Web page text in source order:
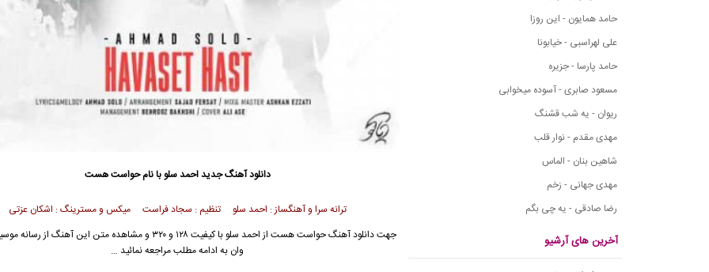
حامد همایون - این روزا
علی لهراسبی - خیابونا
حامد پارسا - جزیره
مسعود صابری - آسوده میخوابی
ریوان - یه شب قشنگ
مهدی مقدم - نوار قلب
شاهین بنان - الماس
مهدی جهانی - زخم
رضا صادقی - یه چی بگم
آخرین های آرشیو
دانلود آهنگ جدیداحمد سلو با نام حواست هست
ترانه سرا و آهنگساز : احمد سلو تنظیم : سجاد فراست میکس و مسترینگ : اشکان عزتی
جهت دانلود آهنگ حواست هست از احمد سلو با کیفیت ۱۲۸ و ۳۲۰ و مشاهده متن این
وان به ادامه مطلب مراجعه نمائید …